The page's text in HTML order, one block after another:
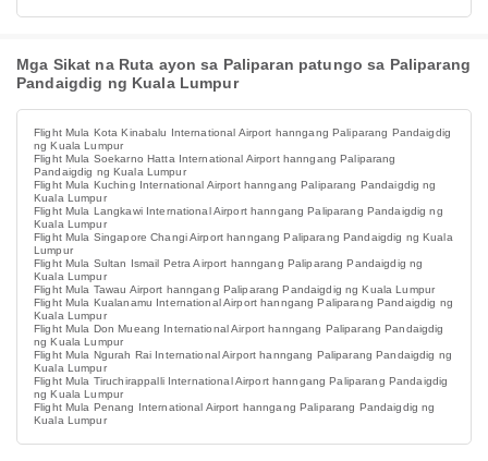
Mga Sikat na Ruta ayon sa Paliparan patungo sa Paliparang
Pandaigdig ng Kuala Lumpur
Flight Mula Kota Kinabalu International Airport hanngang Paliparang Pandaigdig
ng Kuala Lumpur
Flight Mula Soekarno Hatta International Airport hanngang Paliparang
Pandaigdig ng Kuala Lumpur
Flight Mula Kuching International Airport hanngang Paliparang Pandaigdig ng
Kuala Lumpur
Flight Mula Langkawi International Airport hanngang Paliparang Pandaigdig ng
Kuala Lumpur
Flight Mula Singapore Changi Airport hanngang Paliparang Pandaigdig ng Kuala
Lumpur
Flight Mula Sultan Ismail Petra Airport hanngang Paliparang Pandaigdig ng
Kuala Lumpur
Flight Mula Tawau Airport hanngang Paliparang Pandaigdig ng Kuala Lumpur
Flight Mula Kualanamu International Airport hanngang Paliparang Pandaigdig ng
Kuala Lumpur
Flight Mula Don Mueang International Airport hanngang Paliparang Pandaigdig
ng Kuala Lumpur
Flight Mula Ngurah Rai International Airport hanngang Paliparang Pandaigdig ng
Kuala Lumpur
Flight Mula Tiruchirappalli International Airport hanngang Paliparang Pandaigdig
ng Kuala Lumpur
Flight Mula Penang International Airport hanngang Paliparang Pandaigdig ng
Kuala Lumpur